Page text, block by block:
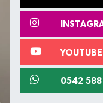
YOUTUBE
0542 588